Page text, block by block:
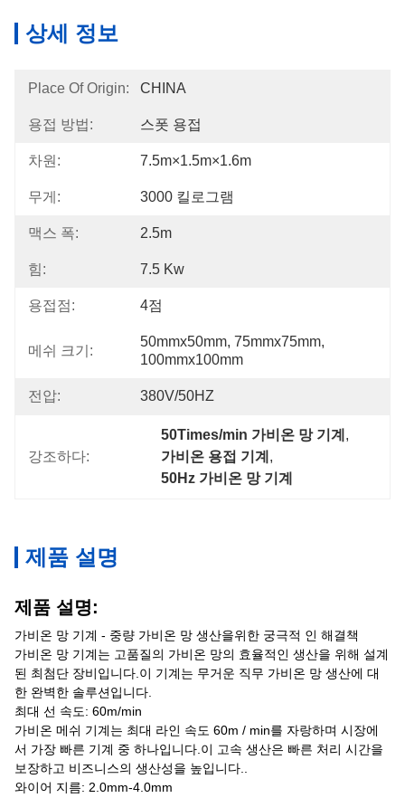
상세 정보
Place Of Origin: CHINA
용접 방법: 스폿 용접
차원: 7.5m×1.5m×1.6m
무게: 3000 킬로그램
맥스 폭: 2.5m
힘: 7.5 Kw
용접점: 4점
메쉬 크기:
50mmx50mm, 75mmx75mm,
100mmx100mm
전압: 380V/50HZ
강조하다:
50Times/min 가비온 망 기계 ,
가비온 용접 기계 ,
50Hz 가비온 망 기계
제품 설명
제품 설명:
가비온 망 기계 - 중량 가비온 망 생산을위한 궁극적 인 해결책
가비온 망 기계는 고품질의 가비온 망의 효율적인 생산을 위해 설계
된 최첨단 장비입니다.이 기계는 무거운 직무 가비온 망 생산에 대
한 완벽한 솔루션입니다.
최대 선 속도: 60m/min
가비온 메쉬 기계는 최대 라인 속도 60m / min를 자랑하며 시장에
서 가장 빠른 기계 중 하나입니다.이 고속 생산은 빠른 처리 시간을
보장하고 비즈니스의 생산성을 높입니다..
와이어 지름: 2.0mm-4.0mm